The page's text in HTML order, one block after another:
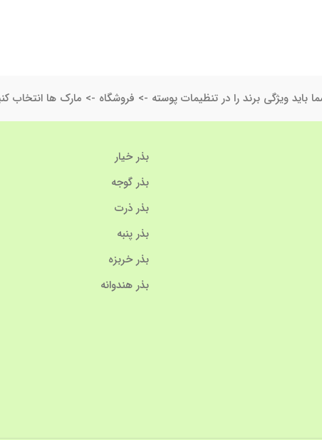
باید ویژگی برند را در تنظیمات پوسته -> فروشگاه -> مارک ها انتخاب
بذر خیار
بذر گوجه
بذر ذرت
بذر پنبه
بذر خربزه
بذر هندوانه